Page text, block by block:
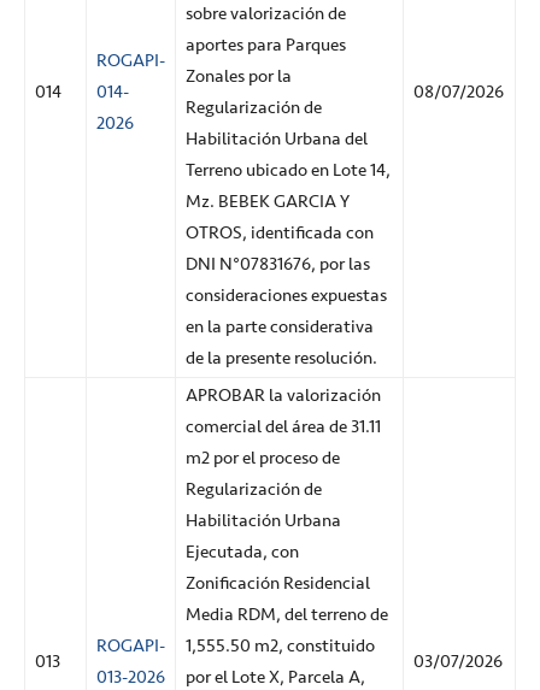
014
ROGAPI-
014-
2026
sobre valorización de
aportes para Parques
Zonales por la
Regularización de
Habilitación Urbana del
Terreno ubicado en Lote 14,
Mz. BEBEK GARCIA Y
OTROS, identificada con
DNI N°07831676, por las
consideraciones expuestas
en la parte considerativa
de la presente resolución.
08/07/2026
013
ROGAPI-
013-2026
APROBAR la valorización
comercial del área de 31.11
m2 por el proceso de
Regularización de
Habilitación Urbana
Ejecutada, con
Zonificación Residencial
Media RDM, del terreno de
1,555.50 m2, constituido
por el Lote X, Parcela A,
03/07/2026